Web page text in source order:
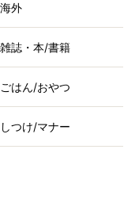
海外
雑誌・本/書籍
ごはん/おやつ
しつけ/マナー